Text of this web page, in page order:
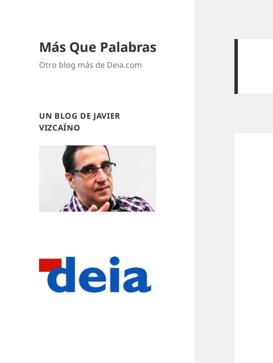
Más Que Palabras
Otro blog más de Deia.com
UN BLOG DE JAVIER
VIZCAÍNO